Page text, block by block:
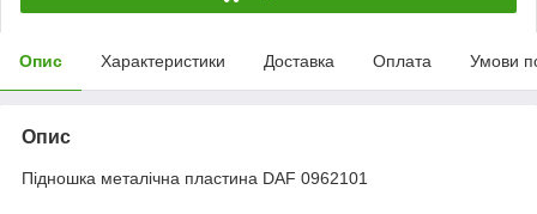
Опис Характеристики Доставка Оплата Умови
Опис
Підношка металічна пластина DAF 0962101